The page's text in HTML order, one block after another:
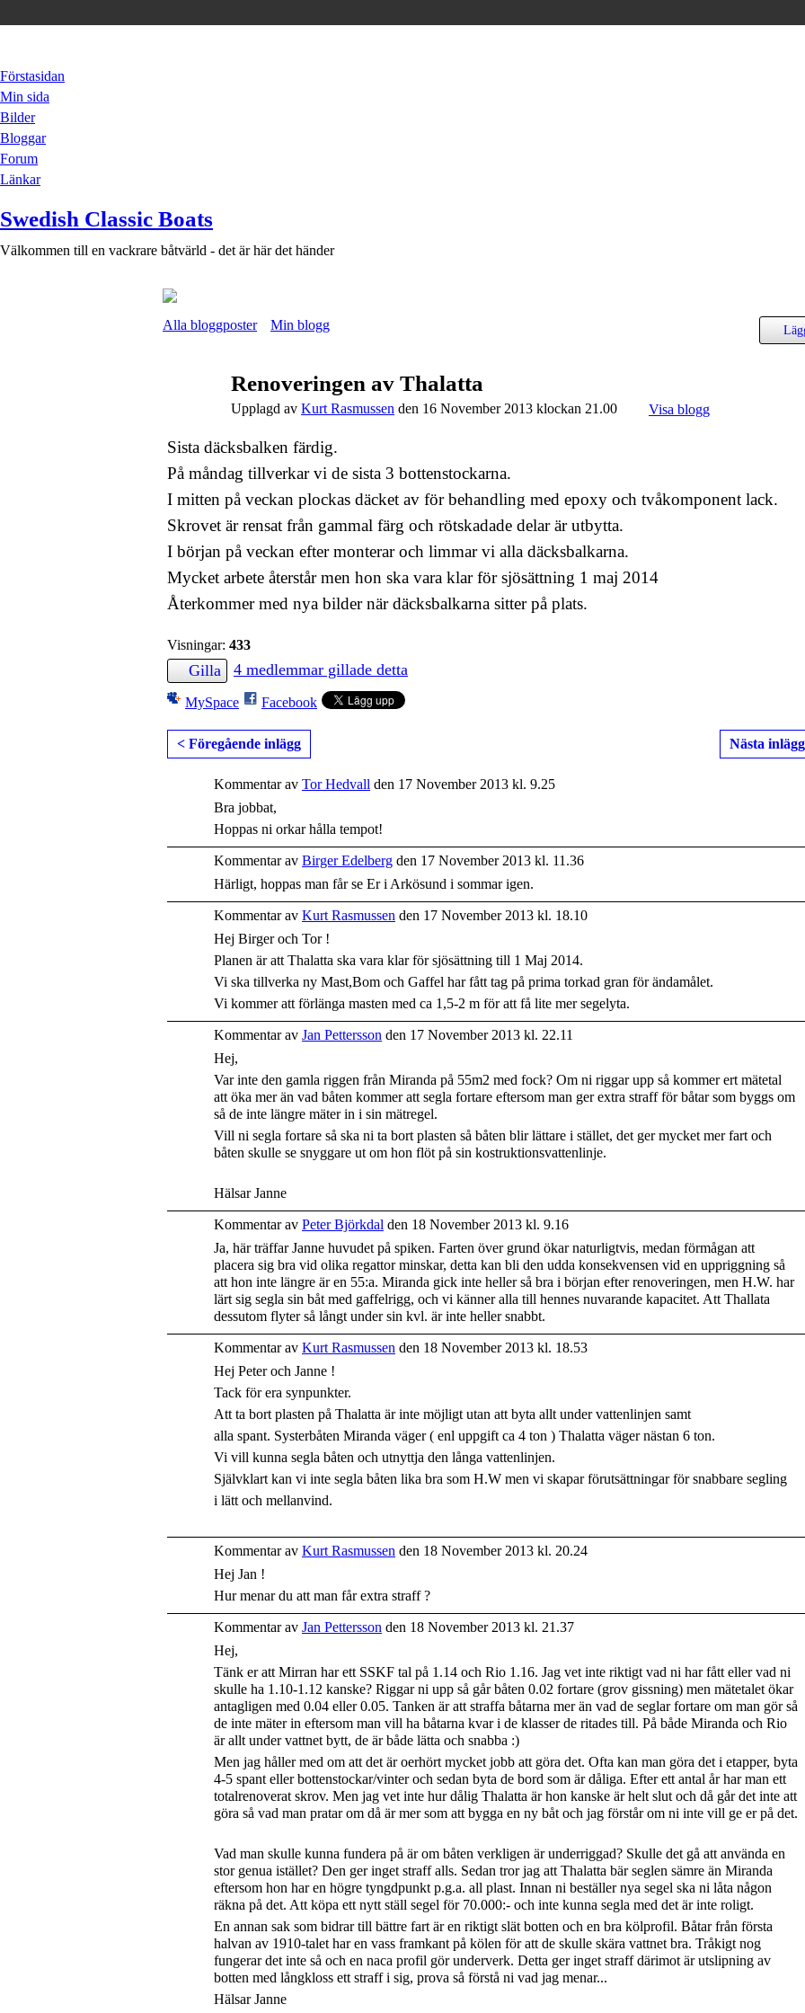
Förstasidan
Min sida
Bilder
Bloggar
Forum
Länkar
Swedish Classic Boats
Välkommen till en vackrare båtvärld - det är här det händer
Alla bloggposter Min blogg
Renoveringen av Thalatta
Upplagd av Kurt Rasmussen den 16 November 2013 klockan 21.00 Visa blogg
Sista däcksbalken färdig.
På måndag tillverkar vi de sista 3 bottenstockarna.
I mitten på veckan plockas däcket av för behandling med epoxy och tvåkomponent lack.
Skrovet är rensat från gammal färg och rötskadade delar är utbytta.
I början på veckan efter monterar och limmar vi alla däcksbalkarna.
Mycket arbete återstår men hon ska vara klar för sjösättning 1 maj 2014
Återkommer med nya bilder när däcksbalkarna sitter på plats.
Visningar: 433
Gilla 4 medlemmar gillade detta
MySpace Facebook
< Föregående inlägg Nästa
Kommentar av Tor Hedvall den 17 November 2013 kl. 9.25
Bra jobbat,
Hoppas ni orkar hålla tempot!
Kommentar av Birger Edelberg den 17 November 2013 kl. 11.36
Härligt, hoppas man får se Er i Arkösund i sommar igen.
Kommentar av Kurt Rasmussen den 17 November 2013 kl. 18.10
Hej Birger och Tor !
Planen är att Thalatta ska vara klar för sjösättning till 1 Maj 2014.
Vi ska tillverka ny Mast,Bom och Gaffel har fått tag på prima torkad gran för ändamålet.
Vi kommer att förlänga masten med ca 1,5-2 m för att få lite mer segelyta.
Kommentar av Jan Pettersson den 17 November 2013 kl. 22.11
Hej,
Var inte den gamla riggen från Miranda på 55m2 med fock? Om ni riggar upp så kommer ert mätetal
att öka mer än vad båten kommer att segla fortare eftersom man ger extra straff för båtar som byggs om
så de inte längre mäter in i sin mätregel.
Vill ni segla fortare så ska ni ta bort plasten så båten blir lättare i stället, det ger mycket mer fart och
båten skulle se snyggare ut om hon flöt på sin kostruktionsvattenlinje.
Hälsar Janne
Kommentar av Peter Björkdal den 18 November 2013 kl. 9.16
Ja, här träffar Janne huvudet på spiken. Farten över grund ökar naturligtvis, medan förmågan att
placera sig bra vid olika regattor minskar, detta kan bli den udda konsekvensen vid en uppriggning så
att hon inte längre är en 55:a. Miranda gick inte heller så bra i början efter renoveringen, men H.W. har
lärt sig segla sin båt med gaffelrigg, och vi känner alla till hennes nuvarande kapacitet. Att Thallata
dessutom flyter så långt under sin kvl. är inte heller snabbt.
Kommentar av Kurt Rasmussen den 18 November 2013 kl. 18.53
Hej Peter och Janne !
Tack för era synpunkter.
Att ta bort plasten på Thalatta är inte möjligt utan att byta allt under vattenlinjen samt
alla spant. Systerbåten Miranda väger ( enl uppgift ca 4 ton ) Thalatta väger nästan 6 ton.
Vi vill kunna segla båten och utnyttja den långa vattenlinjen.
Självklart kan vi inte segla båten lika bra som H.W men vi skapar förutsättningar för snabbare segling
i lätt och mellanvind.
Kommentar av Kurt Rasmussen den 18 November 2013 kl. 20.24
Hej Jan !
Hur menar du att man får extra straff ?
Kommentar av Jan Pettersson den 18 November 2013 kl. 21.37
Hej,
Tänk er att Mirran har ett SSKF tal på 1.14 och Rio 1.16. Jag vet inte riktigt vad ni har fått eller vad ni
skulle ha 1.10-1.12 kanske? Riggar ni upp så går båten 0.02 fortare (grov gissning) men mätetalet ökar
antagligen med 0.04 eller 0.05. Tanken är att straffa båtarna mer än vad de seglar fortare om man gör så
de inte mäter in eftersom man vill ha båtarna kvar i de klasser de ritades till. På både Miranda och Rio
är allt under vattnet bytt, de är både lätta och snabba :)
Men jag håller med om att det är oerhört mycket jobb att göra det. Ofta kan man göra det i etapper, byta
4-5 spant eller bottenstockar/vinter och sedan byta de bord som är dåliga. Efter ett antal år har man ett
totalrenoverat skrov. Men jag vet inte hur dålig Thalatta är hon kanske är helt slut och då går det inte att
göra så vad man pratar om då är mer som att bygga en ny båt och jag förstår om ni inte vill ge er på det.
Vad man skulle kunna fundera på är om båten verkligen är underriggad? Skulle det gå att använda en
stor genua istället? Den ger inget straff alls. Sedan tror jag att Thalatta bär seglen sämre än Miranda
eftersom hon har en högre tyngdpunkt p.g.a. all plast. Innan ni beställer nya segel ska ni låta någon
räkna på det. Att köpa ett nytt ställ segel för 70.000:- och inte kunna segla med det är inte roligt.
En annan sak som bidrar till bättre fart är en riktigt slät botten och en bra kölprofil. Båtar från första
halvan av 1910-talet har en vass framkant på kölen för att de skulle skära vattnet bra. Tråkigt nog
fungerar det inte så och en naca profil gör underverk. Detta ger inget straff därimot är utslipning av
botten med långkloss ett straff i sig, prova så förstå ni vad jag menar...
Hälsar Janne